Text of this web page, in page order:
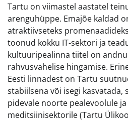
Tartu on viimastel aastatel
arenguhüppe. Emajõe kaldad
atraktiivseteks
toonud kokku IT-sektori ja
kultuuripealinna tiitel on
rahvusvahelise hingamise.
Eesti linnadest on Tartu
stabiilsena või isegi kasvatada,
pidevale noorte pealevoolule
meditsiinisektorile (Tartu